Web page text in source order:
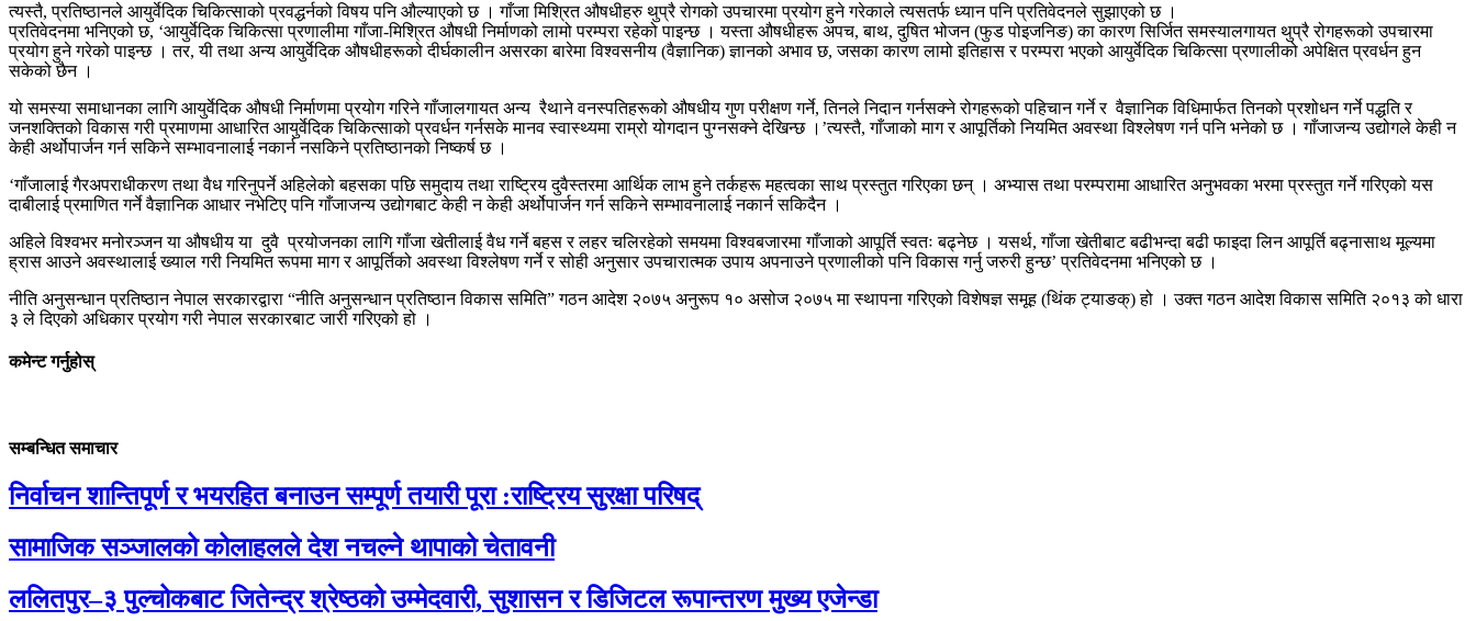
त्यस्तै, प्रतिष्ठानले आयुर्वेदिक चिकित्साको प्रवद्धर्नको विषय पनि औल्याएको छ । गाँजा मिश्रित औषधीहरु थुप्रै रोगको उपचारमा प्रयोग हुने गरेकाले त्यसतर्फ ध्यान पनि प्रतिवेदनले सुझाएको छ ।
प्रतिवेदनमा भनिएको छ, ‘आयुर्वेदिक चिकित्सा प्रणालीमा गाँजा-मिश्रित औषधी निर्माणको लामो परम्परा रहेको पाइन्छ । यस्ता औषधीहरू अपच, बाथ, दुषित भोजन (फुड पोइजनिङ) का कारण सिर्जित समस्यालगायत थुप्रै रोगहरूको उपचारमा
प्रयोग हुने गरेको पाइन्छ । तर, यी तथा अन्य आयुर्वेदिक औषधीहरूको दीर्घकालीन असरका बारेमा विश्वसनीय (वैज्ञानिक) ज्ञानको अभाव छ, जसका कारण लामो इतिहास र परम्परा भएको आयुर्वेदिक चिकित्सा प्रणालीको अपेक्षित प्रवर्धन हुन
सकेको छैन ।
यो समस्या समाधानका लागि आयुर्वेदिक औषधी निर्माणमा प्रयोग गरिने गाँजालगायत अन्य रैथाने वनस्पतिहरूको औषधीय गुण परीक्षण गर्ने, तिनले निदान गर्नसक्ने रोगहरूको पहिचान गर्ने र वैज्ञानिक विधिमार्फत तिनको प्रशोधन गर्ने पद्धति र
जनशक्तिको विकास गरी प्रमाणमा आधारित आयुर्वेदिक चिकित्साको प्रवर्धन गर्नसके मानव स्वास्थ्यमा राम्रो योगदान पुग्नसक्ने देखिन्छ ।’त्यस्तै, गाँजाको माग र आपूर्तिको नियमित अवस्था विश्लेषण गर्न पनि भनेको छ । गाँजाजन्य उद्योगले केही न
केही अर्थोपार्जन गर्न सकिने सम्भावनालाई नकार्न नसकिने प्रतिष्ठानको निष्कर्ष छ ।
‘गाँजालाई गैरअपराधीकरण तथा वैध गरिनुपर्ने अहिलेको बहसका पछि समुदाय तथा राष्ट्रिय दुवैस्तरमा आर्थिक लाभ हुने तर्कहरू महत्वका साथ प्रस्तुत गरिएका छन् । अभ्यास तथा परम्परामा आधारित अनुभवका भरमा प्रस्तुत गर्ने गरिएको यस
दाबीलाई प्रमाणित गर्ने वैज्ञानिक आधार नभेटिए पनि गाँजाजन्य उद्योगबाट केही न केही अर्थोपार्जन गर्न सकिने सम्भावनालाई नकार्न सकिदैन ।
अहिले विश्वभर मनोरञ्जन या औषधीय या दुवै प्रयोजनका लागि गाँजा खेतीलाई वैध गर्ने बहस र लहर चलिरहेको समयमा विश्वबजारमा गाँजाको आपूर्ति स्वतः बढ्नेछ । यसर्थ, गाँजा खेतीबाट बढीभन्दा बढी फाइदा लिन आपूर्ति बढ्नासाथ मूल्यमा
ह्रास आउने अवस्थालाई ख्याल गरी नियमित रूपमा माग र आपूर्तिको अवस्था विश्लेषण गर्ने र सोही अनुसार उपचारात्मक उपाय अपनाउने प्रणालीको पनि विकास गर्नु जरुरी हुन्छ’ प्रतिवेदनमा भनिएको छ ।
नीति अनुसन्धान प्रतिष्ठान नेपाल सरकारद्वारा “नीति अनुसन्धान प्रतिष्ठान विकास समिति” गठन आदेश २०७५ अनुरूप १० असोज २०७५ मा स्थापना गरिएको विशेषज्ञ समूह (थिंक ट्याङक्) हो । उक्त गठन आदेश विकास समिति २०१३ को धारा
३ ले दिएको अधिकार प्रयोग गरी नेपाल सरकारबाट जारी गरिएको हो ।
कमेन्ट गर्नुहोस्
सम्बन्धित समाचार
निर्वाचन शान्तिपूर्ण र भयरहित बनाउन सम्पूर्ण तयारी पूरा :राष्ट्रिय सुरक्षा परिषद्
सामाजिक सञ्जालको कोलाहलले देश नचल्ने थापाको चेतावनी
ललितपुर–३ पुल्चोकबाट जितेन्द्र श्रेष्ठको उम्मेदवारी, सुशासन र डिजिटल रूपान्तरण मुख्य एजेन्डा